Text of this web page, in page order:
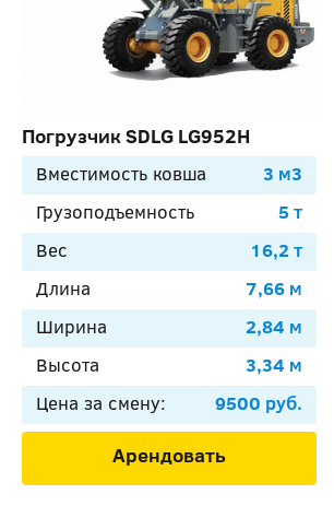
Погрузчик SDLG LG952H
Вместимость ковша
3 м3
Грузоподъемность
5 т
Вес
16,2 т
Длина
7,66 м
Ширина
2,84 м
Высота
3,34 м
Цена за смену:
9500 руб.
Арендовать